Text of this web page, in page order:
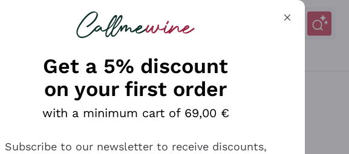
looking for
Get a 5% discount
on your first order
with a minimum cart of 69,00 €
Subscribe to our newsletter to receive discounts,